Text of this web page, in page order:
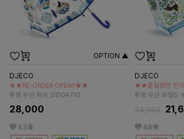
OPTION ▲
DJECO
★★RE-ORDER OPEN!!★★
투명 우산 피쉬_DD04710
28,000
43
DJECO
★★품절됐던 인
투명 우산 와일드
24,000
48